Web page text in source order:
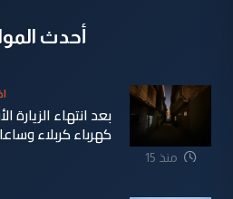
أحدث
منذ 15
بعد انتهاء
كهرباء كربلاء